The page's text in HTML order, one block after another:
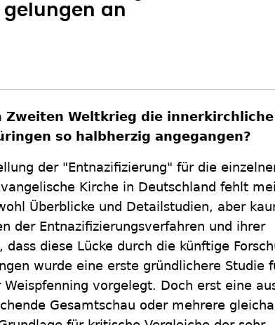
gelungen an
Zweiten Weltkrieg die innerkirchliche
so halbherzig angegangen?
der "Entnazifizierung" für die
Kirche in Deutschland fehlt
Überblicke und Detailstudien, aber
der Entnazifizierungsverfahren und ihrer
dass diese Lücke durch die künftige
wurde eine erste gründlichere Studie
vorgelegt. Doch erst eine
Gesamtschau oder mehrere